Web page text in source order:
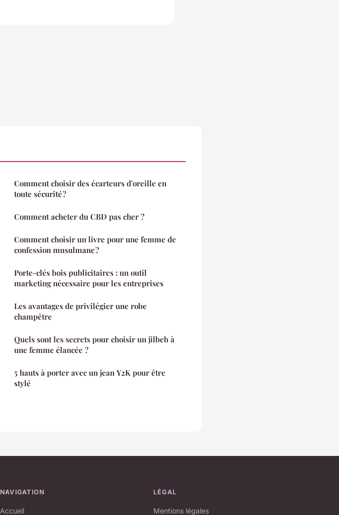
Comment choisir des écarteurs d'oreille en
toute sécurité ?
Comment acheter du CBD pas cher ?
Comment choisir un livre pour une femme de
confession musulmane ?
Porte-clés bois publicitaires : un outil
marketing nécessaire pour les entreprises
Les avantages de privilégier une robe
champêtre
Quels sont les secrets pour choisir un jilbeb à
une femme élancée ?
5 hauts à porter avec un jean Y2K pour être
stylé
NAVIGATION
Accueil
LÉGAL
Mentions légales